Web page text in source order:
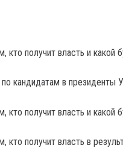
получит власть и какой
получит власть и какой
получит власть в